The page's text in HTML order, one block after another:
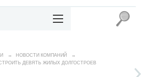
→ НОВОСТИ КОМПАНИЙ
→
ДЕВЯТЬ ЖИЛЫХ ДОЛГОСТРОЕВ